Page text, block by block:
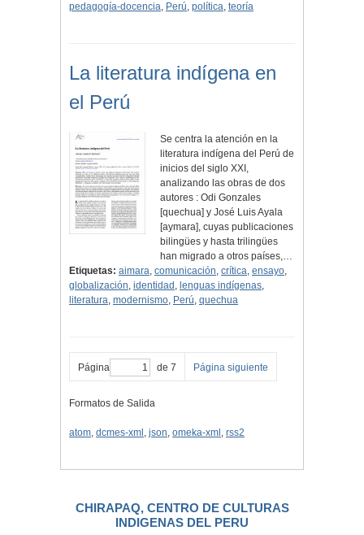
pedagogía-docencia, Perú, política, teoría
La literatura indígena en
el Perú
Se centra la atención en la
literatura indígena del Perú de
inicios del siglo XXI,
analizando las obras de dos
autores : Odi Gonzales
[quechua] y José Luis Ayala
[aymara], cuyas publicaciones
bilingües y hasta trilingües
han migrado a otros países,…
Etiquetas: aimara, comunicación, crítica, ensayo,
globalización, identidad , lenguas indígenas,
literatura, modernismo, Perú, quechua
Página de 7 Página siguiente
Formatos de Salida
atom, dcmes-xml , json, omeka-xml , rss2
CHIRAPAQ, CENTRO DE CULTURAS
INDIGENAS DEL PERU